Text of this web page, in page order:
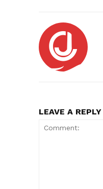
LEAVE A REPLY